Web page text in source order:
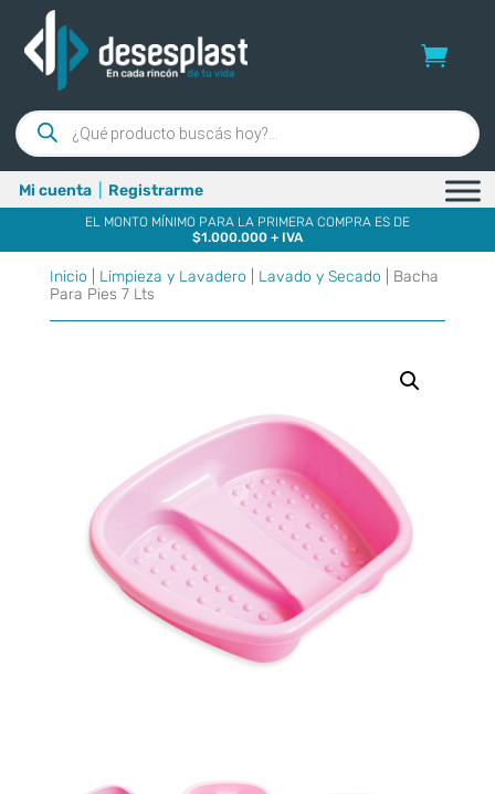
Búsqueda
de
productos
Mi cuenta Registrarme
EL MONTO MÍNIMO PARA LA PRIMERA COMPRA ES DE
$1.000.000 + IVA
Inicio Limpieza y Lavadero Lavado y Secado | Bacha
Para Pies 7 Lts